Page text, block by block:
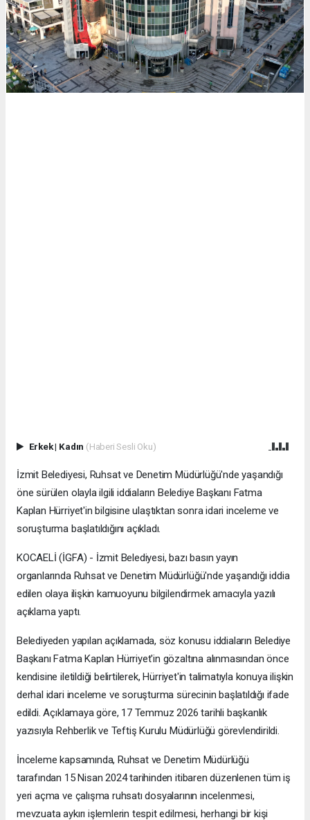
Erkek| Kadın (Haberi Sesli Oku)
İzmit Belediyesi, Ruhsat ve Denetim Müdürlüğü'nde yaşandığı
öne sürülen olayla ilgili iddiaların Belediye Başkanı Fatma
Kaplan Hürriyet'in bilgisine ulaştıktan sonra idari inceleme ve
soruşturma başlatıldığını açıkladı.
KOCAELİ (İGFA) - İzmit Belediyesi, bazı basın yayın
organlarında Ruhsat ve Denetim Müdürlüğü'nde yaşandığı iddia
edilen olaya ilişkin kamuoyunu bilgilendirmek amacıyla yazılı
açıklama yaptı.
Belediyeden yapılan açıklamada, söz konusu iddiaların Belediye
Başkanı Fatma Kaplan Hürriyet'in gözaltına alınmasından önce
kendisine iletildiği belirtilerek, Hürriyet'in talimatıyla konuya ilişkin
derhal idari inceleme ve soruşturma sürecinin başlatıldığı ifade
edildi. Açıklamaya göre, 17 Temmuz 2026 tarihli başkanlık
yazısıyla Rehberlik ve Teftiş Kurulu Müdürlüğü görevlendirildi.
İnceleme kapsamında, Ruhsat ve Denetim Müdürlüğü
tarafından 15 Nisan 2024 tarihinden itibaren düzenlenen tüm iş
yeri açma ve çalışma ruhsatı dosyalarının incelenmesi,
mevzuata aykırı işlemlerin tespit edilmesi, herhangi bir kişi